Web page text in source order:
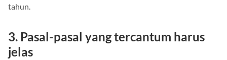
tahun.
3. Pasal-pasal yang tercantum harus
jelas